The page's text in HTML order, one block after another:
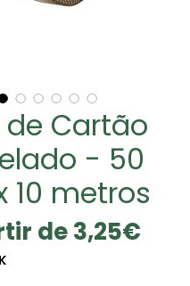
de Cartão
- 50
10 metros
de3,25€